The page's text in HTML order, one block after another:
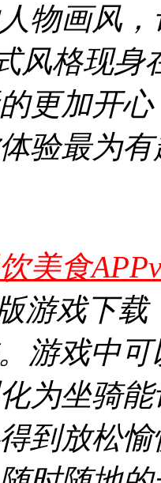
物画风
风格现身
更加开
验最为
美食
游戏下
游戏中
为坐骑
到放松